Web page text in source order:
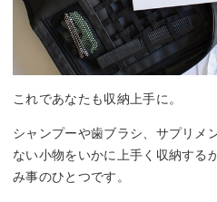
これであなたも収納上手に。
シャンプーや歯ブラシ、サプリ
ない小物をいかに上手く収納する
み事のひとつです。